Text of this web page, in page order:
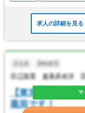
求人の詳細を見る